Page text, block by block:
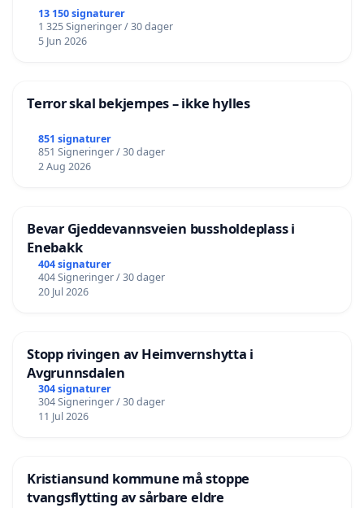
13 150 signaturer
1 325 Signeringer / 30 dager
5 Jun 2026
Terror skal bekjempes – ikke hylles
851 signaturer
851 Signeringer / 30 dager
2 Aug 2026
Bevar Gjeddevannsveien bussholdeplass i
Enebakk
404 signaturer
404 Signeringer / 30 dager
20 Jul 2026
Stopp rivingen av Heimvernshytta i
Avgrunnsdalen
304 signaturer
304 Signeringer / 30 dager
11 Jul 2026
Kristiansund kommune må stoppe
tvangsflytting av sårbare eldre